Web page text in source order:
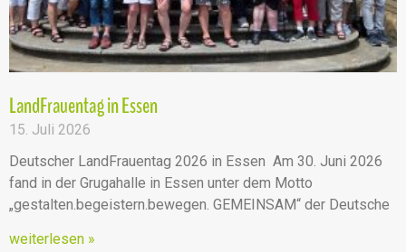
LandFrauentag in Essen
15. Juli 2026
Deutscher LandFrauentag 2026 in Essen Am 30. Juni 2026
fand in der Grugahalle in Essen unter dem Motto
„gestalten.begeistern.bewegen. GEMEINSAM“ der Deutsche
weiterlesen »